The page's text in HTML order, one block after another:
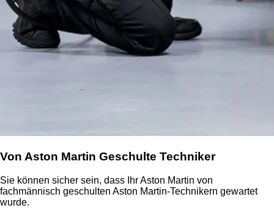
Von Aston Martin Geschulte Techniker
Sie können sicher sein, dass Ihr Aston Martin von
fachmännisch geschulten Aston Martin-Technikern gewartet
wurde.